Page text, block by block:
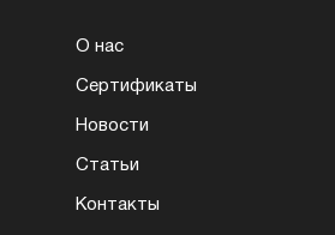
О нас
Сертификаты
Новости
Статьи
Контакты